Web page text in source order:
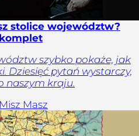
stolice województw?
szybko pokaże, jak
Dziesięć pytań wystarczy,
naszym kraju.
Misz Masz